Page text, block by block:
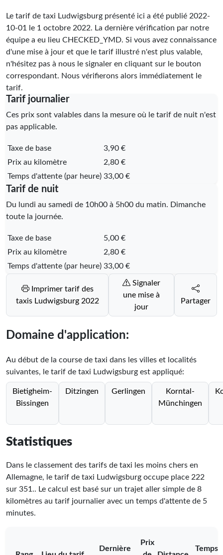
Le tarif de taxi Ludwigsburg présenté ici a été publié 2022-
10-01
le 1 octobre 2022. La dernière vérification par notre
équipe a eu lieu CHECKED_YMD. Si vous avez connaissance
d'une mise à jour et que le tarif illustré n'est plus valable,
n'hésitez pas à nous le signaler en cliquant sur le bouton
correspondant. Nous vérifierons alors immédiatement le
tarif.
Tarif journalier
Ces prix sont valables dans la mesure où le tarif de nuit n'est
pas applicable.
Taxe de base
3,90 €
Prix au kilomètre
2,80 €
Temps d'attente (par heure) 33,00 €
Tarif de nuit
Du lundi au samedi de 10h00 à 5h00 du matin. Dimanche
toute la journée.
Taxe de base
5,00 €
Prix au kilomètre
2,80 €
Temps d'attente (par heure) 33,00 €
Imprimer tarif des
taxis Ludwigsburg 2022
Signaler
une mise à
jour
Partager
Domaine d'application:
Au début de la course de taxi dans les villes et localités
suivantes, le tarif de taxi Ludwigsburg est appliqué:
Bietigheim-
Bissingen
Ditzingen Gerlingen
Korntal-
Münchingen
Statistiques
Dans le classement des tarifs de taxi les moins chers en
Allemagne, le tarif de taxi Ludwigsburg occupe place 222
sur 351.. Le calcul est basé sur un trajet aller simple de 8
kilomètres au tarif journalier avec un temps d'attente de 5
minutes.
Dernière
Prix
Temps